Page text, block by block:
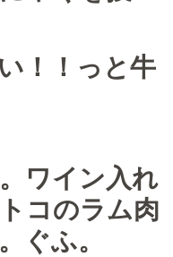
！！っと牛
ワイン入れ
コのラム肉
ぐふ。